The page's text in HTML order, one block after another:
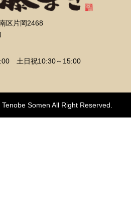
区⽚岡2468
土日祝10:30～15:00
Somen All Right Reserved.